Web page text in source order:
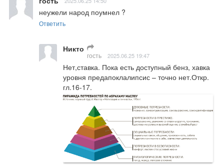
неужели народ поумнел ?
Ответить
Никто
гость 2025.06.25 19:47
Нет,ставка. Пока есть доступный бенз, хавка
уровня предапоклалипсис – точно нет.Откр.
гл.16-17.